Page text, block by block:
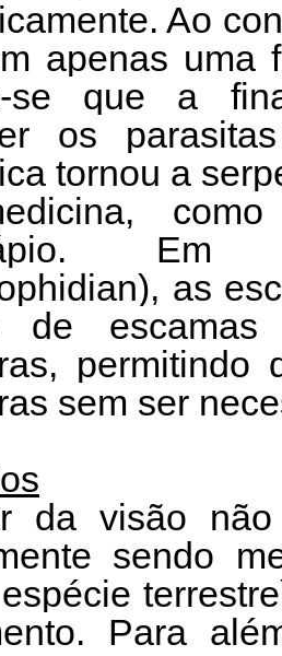
Ao
apenas uma
se que a
os
tornou a
Em
as
de escamas
permitindo
sem ser
da visão não
sendo
Para